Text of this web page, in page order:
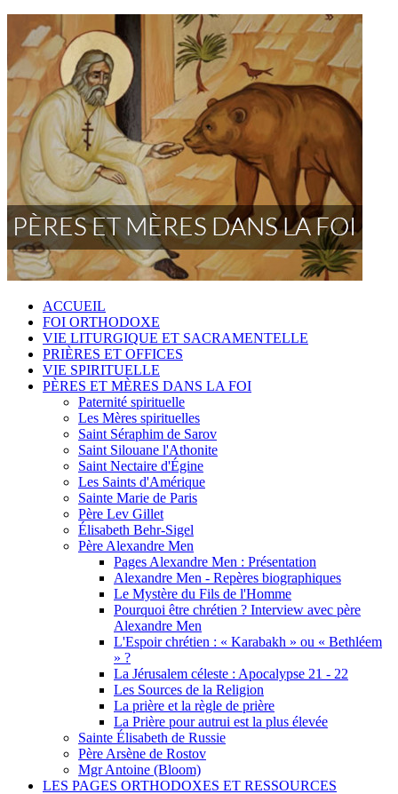
ACCUEIL
FOI ORTHODOXE
VIE LITURGIQUE ET SACRAMENTELLE
PRIÈRES ET OFFICES
VIE SPIRITUELLE
PÈRES ET MÈRES DANS LA FOI
Paternité spirituelle
Les Mères spirituelles
Saint Séraphim de Sarov
Saint Silouane l'Athonite
Saint Nectaire d'Égine
Les Saints d'Amérique
Sainte Marie de Paris
Père Lev Gillet
Élisabeth Behr-Sigel
Père Alexandre Men
Pages Alexandre Men : Présentation
Alexandre Men - Repères biographiques
Le Mystère du Fils de l'Homme
Pourquoi être chrétien ? Interview avec père
Alexandre Men
L'Espoir chrétien : « Karabakh » ou « Bethléem
» ?
La Jérusalem céleste : Apocalypse 21 - 22
Les Sources de la Religion
La prière et la règle de prière
La Prière pour autrui est la plus élevée
Sainte Élisabeth de Russie
Père Arsène de Rostov
Mgr Antoine (Bloom)
LES PAGES ORTHODOXES ET RESSOURCES